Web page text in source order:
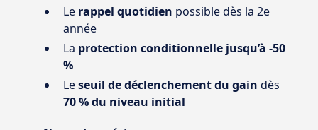
Le rappel quotidien possible dès la 2e
année
La protection conditionnelle jusqu’à -50
%
Leseuil de déclenchement du gain dès
70 % du niveau initial